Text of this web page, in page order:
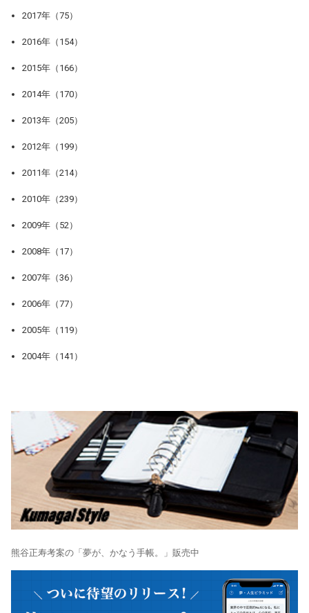
2017年（75）
2016年（154）
2015年（166）
2014年（170）
2013年（205）
2012年（199）
2011年（214）
2010年（239）
2009年（52）
2008年（17）
2007年（36）
2006年（77）
2005年（119）
2004年（141）
熊谷正寿考案の「夢が、かなう手帳。」販売中